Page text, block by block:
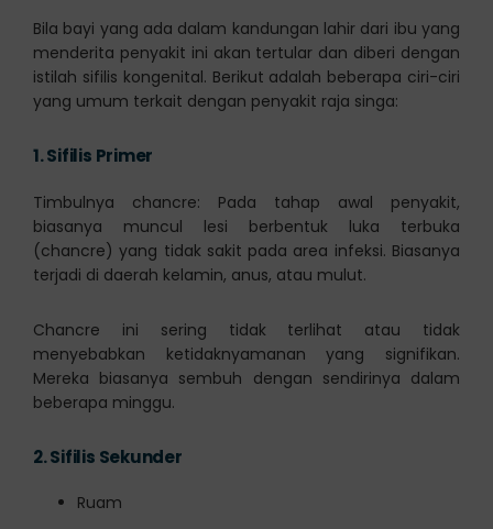
Bila bayi yang ada dalam kandungan lahir dari ibu yang
menderita penyakit ini akan tertular dan diberi dengan
istilah sifilis kongenital. Berikut adalah beberapa ciri-ciri
yang umum terkait dengan penyakit raja singa:
1.Sifilis Primer
Timbulnya chancre: Pada tahap awal penyakit,
biasanya muncul lesi berbentuk luka terbuka
(chancre) yang tidak sakit pada area infeksi. Biasanya
terjadi di daerah kelamin, anus, atau mulut.
Chancre ini sering tidak terlihat atau tidak
menyebabkan ketidaknyamanan yang signifikan.
Mereka biasanya sembuh dengan sendirinya dalam
beberapa minggu.
2.Sifilis Sekunder
Ruam